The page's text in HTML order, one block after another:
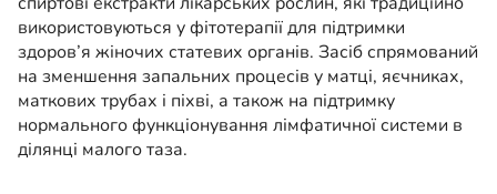
використовуються у фітотерапії для підтримки
здоров’я жіночих статевих органів. Засіб спрямований
на зменшення запальних процесів у матці, яєчниках,
маткових трубах і піхві, а також на підтримку
нормального функціонування лімфатичної системи в
ділянці малого таза.